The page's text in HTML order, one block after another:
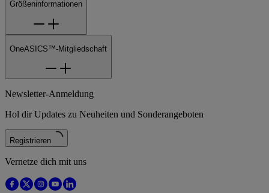
Größeninformationen
OneASICS™-Mitgliedschaft
Newsletter-Anmeldung
Hol dir Updates zu Neuheiten und Sonderangeboten
Registrieren
Vernetze dich mit uns